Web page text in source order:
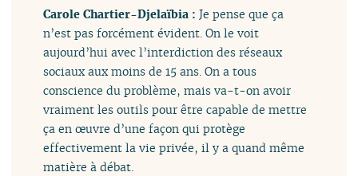
Carole Chartier-Djelaïbia :Je pense que ça
n’est pas forcément évident. On le voit
aujourd’hui avec l’interdiction des réseaux
sociaux aux moins de 15 ans. On a tous
conscience du problème, mais va-t-on avoir
vraiment les outils pour être capable de mettre
ça en œuvre d’une façon qui protège
effectivement la vie privée, il y a quand même
matière à débat.